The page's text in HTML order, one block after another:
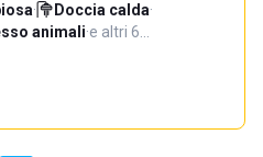
· Doccia calda·
animali·e altri 6…